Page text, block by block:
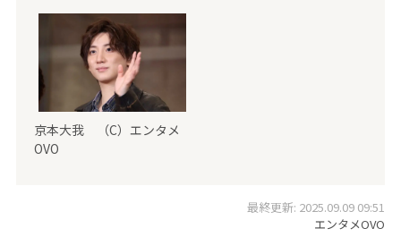
京本大我 （C）エンタメ
OVO
最終更新: 2025.09.09 09:51
エンタメOVO